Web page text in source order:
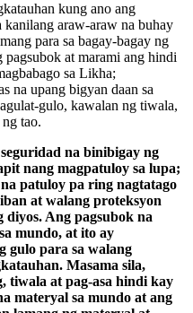
kung ano ang
araw-araw na buhay
para sa bagay-bagay ng
at marami ang hindi
sa Likha;
na upang bigyan daan sa
gulo, kawalan ng tiwala,
tao.
na binibigay ng
nang magpatuloy sa lupa;
patuloy pa ring nagtatago
at walang proteksyon
diyos. Ang pagsubok na
mundo, at ito ay
gulo para sa walang
Masama sila,
tiwala at pag-asa hindi kay
materyal sa mundo at ang